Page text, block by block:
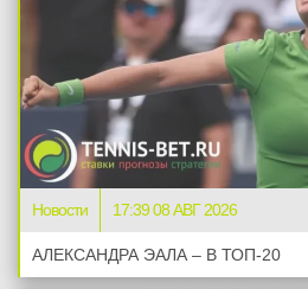
Новости 17:39 08 АВГ 2026
АЛЕКСАНДРА ЭАЛА – В ТОП-20